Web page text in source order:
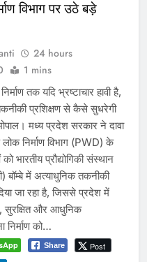
विभाग पर उठे बड़े
24 hours
1 mins
तक यदि भ्रष्टाचार हावी है,
प्रशिक्षण से कैसे सुधरेगी
मध्य प्रदेश सरकार ने दावा
लोक निर्माण विभाग (PWD) के
भारतीय प्रौद्योगिकी संस्थान
में अत्याधुनिक तकनीकी
जा रहा है, जिससे प्रदेश में
सुरक्षित और आधुनिक
निर्माण को…
Share Post